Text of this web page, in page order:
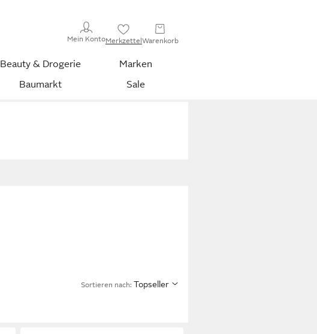
Mein KontoMerkzettelWarenkorb
Beauty & Drogerie
Marken
Baumarkt Sale
Sortieren nach: Topseller